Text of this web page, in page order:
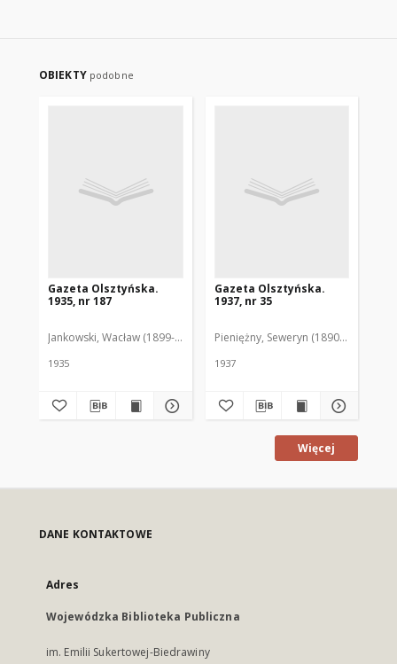
OBIEKTY podobne
Gazeta Olsztyńska.
1935, nr 187
Jankowski, Wacław (1899-1975). Red.
1935
Gazeta Olsztyńska.
1937, nr 35
Pieniężny, Seweryn (1890-1940). Red.
1937
Więcej
DANE KONTAKTOWE
Adres
Wojewódzka Biblioteka Publiczna
im. Emilii Sukertowej-Biedrawiny